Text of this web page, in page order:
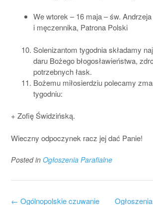
We wtorek – 16 maja – św.
i męczennika, Patrona Polski
Solenizantom tygodnia składamy
daru Bożego błogosławieństwa,
potrzebnych łask.
Bożemu miłosierdziu polecamy
tygodniu:
+ Zofię Świdzińską.
Wieczny odpoczynek racz jej dać Panie!
Posted in Ogłoszenia Parafialne
Post
← Ogólnopolskie czuwanie